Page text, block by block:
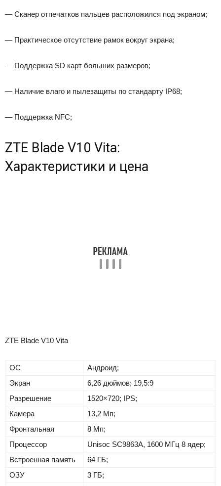
— Сканер отпечатков пальцев расположился под экраном;
— Практическое отсутствие рамок вокруг экрана;
— Поддержка SD карт больших размеров;
— Наличие влаго и пылезащиты по стандарту IP68;
— Поддержка NFC;
ZTE Blade V10 Vita:
Характеристики и цена
ZTE Blade V10 Vita
ОС
Андроид;
Экран
6,26 дюймов; 19,5:9
Разрешение
1520×720; IPS;
Камера
13,2 Мп;
Фронтальная
8 Мп;
Процессор
Unisoc SC9863A, 1600 МГц 8 ядер;
Встроенная память
64 ГБ;
ОЗУ
3 ГБ;